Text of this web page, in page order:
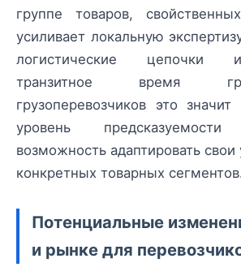
группе товаров,
усиливает локальную
логистические цепочки
транзитное время
грузоперевозчиков это
уровень
возможность адаптировать свои
конкретных товарных
Потенциальные
и рынке для